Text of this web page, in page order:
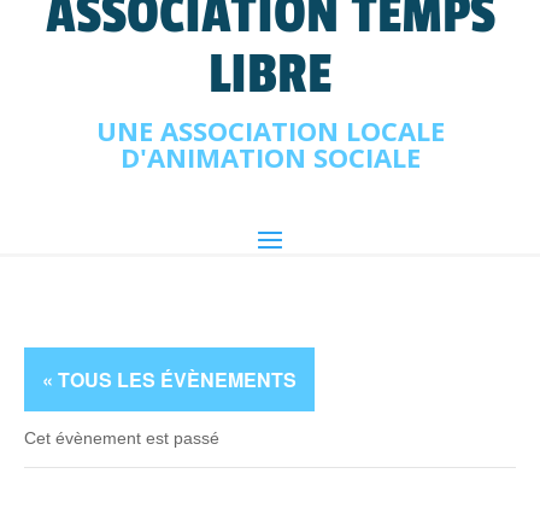
ASSOCIATION TEMPS
LIBRE
UNE ASSOCIATION LOCALE
D'ANIMATION SOCIALE
« TOUS LES ÉVÈNEMENTS
Cet évènement est passé